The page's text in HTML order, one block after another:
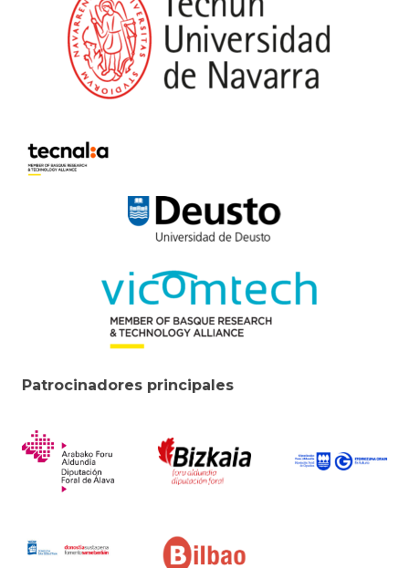
Patrocinadores principales